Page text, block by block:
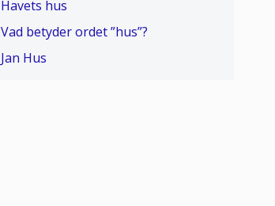
Havets hus
Vad betyder ordet ”hus”?
Jan Hus